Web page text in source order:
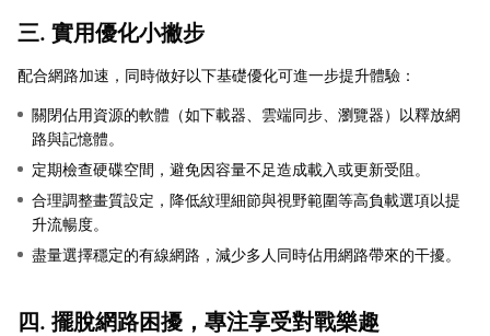
三. 實用優化小撇步
配合網路加速，同時做好以下基礎優化可進一步提升體驗：
關閉佔用資源的軟體（如下載器、雲端同步、瀏覽器）以釋放網
路與記憶體。
定期檢查硬碟空間，避免因容量不足造成載入或更新受阻。
合理調整畫質設定，降低紋理細節與視野範圍等高負載選項以提
升流暢度。
盡量選擇穩定的有線網路，減少多人同時佔用網路帶來的干擾。
四. 擺脫網路困擾，專注享受對戰樂趣